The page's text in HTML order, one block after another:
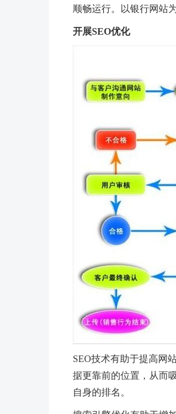
顺畅运行。以银行网站
开展SEO优化
SEO技术有助于提高网
据更靠前的位置，从而
自身的排名。